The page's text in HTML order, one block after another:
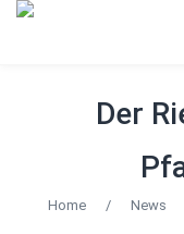
Der
Home / News